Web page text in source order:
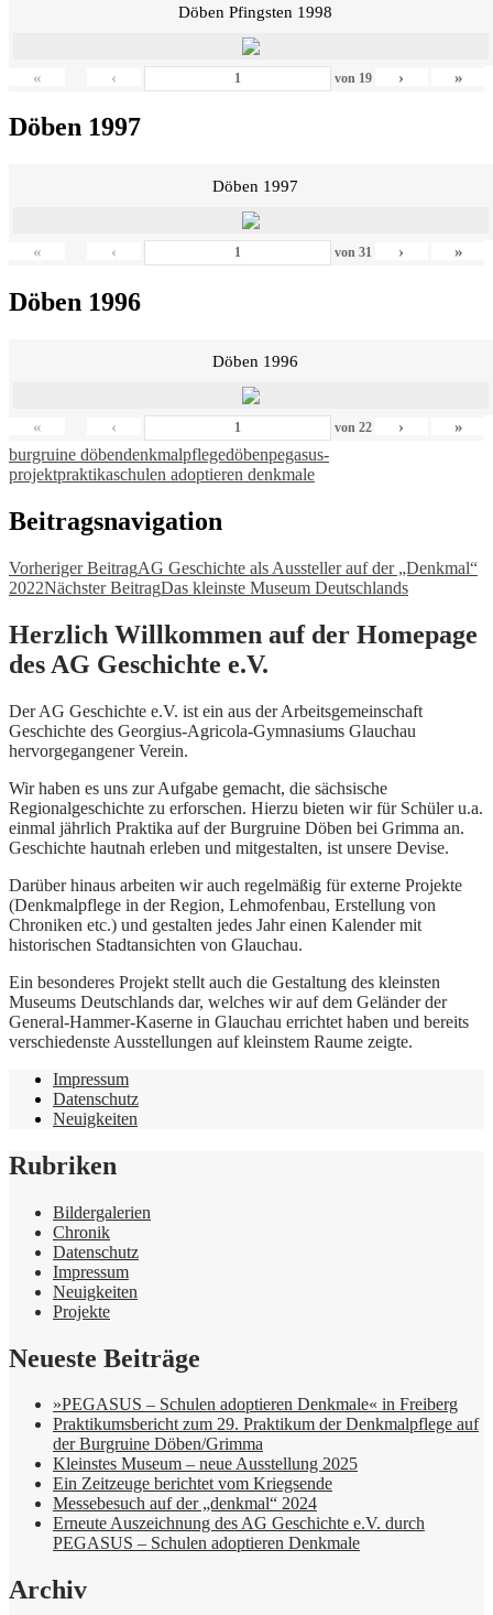
Döben Pfingsten 1998
« ‹ von 19 › »
Döben 1997
Döben 1997
« ‹ von 31 › »
Döben 1996
Döben 1996
« ‹ von 22 › »
burgruine döbendenkmalpflegedöbenpegasus-
projektpraktikaschulen adoptieren denkmale
Beitragsnavigation
Vorheriger BeitragAG Geschichte als Aussteller auf der „Denkmal“
2022Nächster BeitragDas kleinste Museum Deutschlands
Herzlich Willkommen auf der Homepage
des AG Geschichte e.V.
Der AG Geschichte e.V. ist ein aus der Arbeitsgemeinschaft
Geschichte des Georgius-Agricola-Gymnasiums Glauchau
hervorgegangener Verein.
Wir haben es uns zur Aufgabe gemacht, die sächsische
Regionalgeschichte zu erforschen. Hierzu bieten wir für Schüler u.a.
einmal jährlich Praktika auf der Burgruine Döben bei Grimma an.
Geschichte hautnah erleben und mitgestalten, ist unsere Devise.
Darüber hinaus arbeiten wir auch regelmäßig für externe Projekte
(Denkmalpflege in der Region, Lehmofenbau, Erstellung von
Chroniken etc.) und gestalten jedes Jahr einen Kalender mit
historischen Stadtansichten von Glauchau.
Ein besonderes Projekt stellt auch die Gestaltung des kleinsten
Museums Deutschlands dar, welches wir auf dem Geländer der
General-Hammer-Kaserne in Glauchau errichtet haben und bereits
verschiedenste Ausstellungen auf kleinstem Raume zeigte.
Impressum
Datenschutz
Neuigkeiten
Rubriken
Bildergalerien
Chronik
Datenschutz
Impressum
Neuigkeiten
Projekte
Neueste Beiträge
»PEGASUS – Schulen adoptieren Denkmale« in Freiberg
Praktikumsbericht zum 29. Praktikum der Denkmalpflege auf
der Burgruine Döben/Grimma
Kleinstes Museum – neue Ausstellung 2025
Ein Zeitzeuge berichtet vom Kriegsende
Messebesuch auf der „denkmal“ 2024
Erneute Auszeichnung des AG Geschichte e.V. durch
PEGASUS – Schulen adoptieren Denkmale
Archiv